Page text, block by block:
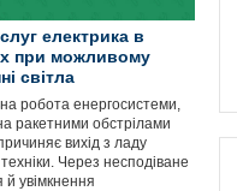
електрика в
при можливому
світла
робота енергосистеми,
ракетними обстрілами
вихід з ладу
Через несподіване
й увімкнення